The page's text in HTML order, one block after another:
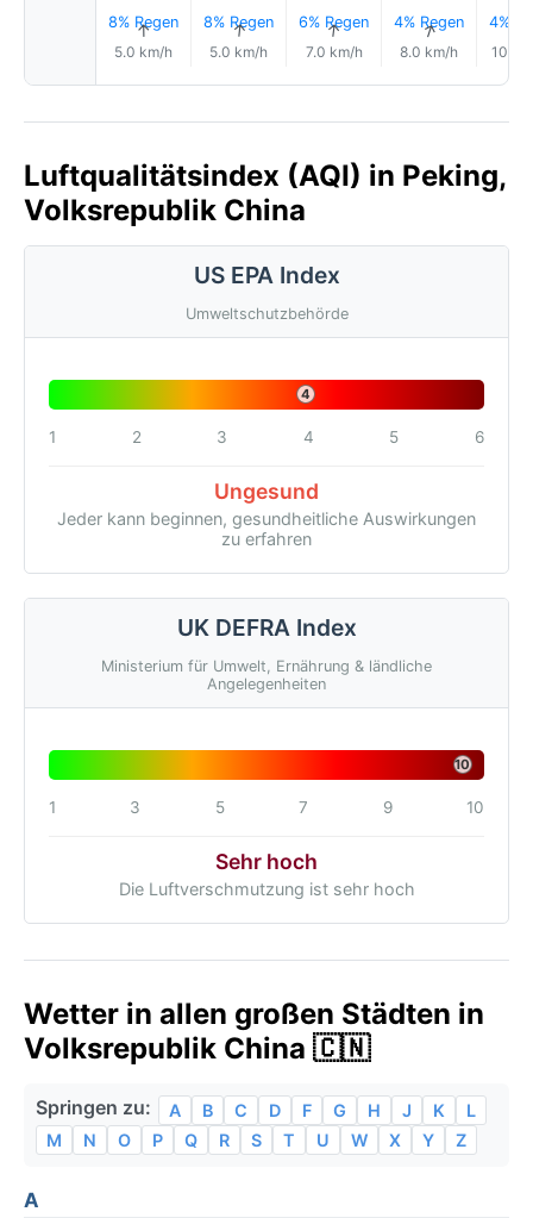
8% Regen
↑
5.0 km/h
8% Regen
↑
5.0 km/h
6% Regen
↑
7.0 km/h
4% Regen
↑
8.0 km/h
4%
10.0
Luftqualitätsindex (AQI) in Peking,
Volksrepublik China
US EPA Index
Umweltschutzbehörde
4
1 2 3 4 5 6
Ungesund
Jeder kann beginnen, gesundheitliche Auswirkungen
zu erfahren
UK DEFRA Index
Ministerium für Umwelt, Ernährung & ländliche
Angelegenheiten
10
1 3 5 7 9 10
Sehr hoch
Die Luftverschmutzung ist sehr hoch
Wetter in allen großen Städten in
Volksrepublik China 🇨🇳
Springen zu: A B C D F G H J K
L
M
N O P Q R S T U W X Y Z
A